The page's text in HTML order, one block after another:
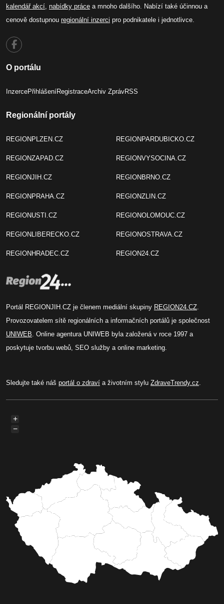
kalendář akcí, nabídky práce a mnoho dalšího. Nabízí také účinnou a
cenově dostupnou regionální inzerci pro podnikatele i jednotlivce.
O portálu
InzercePřihlášeníRegistraceArchiv ZprávRSS
Regionální portály
REGIONPLZEN.CZ
REGIONZAPAD.CZ
REGIONJIH.CZ
REGIONPRAHA.CZ
REGIONUSTI.CZ
REGIONLIBERECKO.CZ
REGIONHRADEC.CZ
REGIONPARDUBICKO.CZ
REGIONVYSOCINA.CZ
REGIONBRNO.CZ
REGIONZLIN.CZ
REGIONOLOMOUC.CZ
REGIONOSTRAVA.CZ
REGION24.CZ
Portál REGIONJIH.CZ je členem mediální skupiny REGION24.CZ.
Provozovatelem sítě regionálních a informačních portálů je společnost
UNIWEB. Online agentura UNIWEB byla založená v roce 1997 a
poskytuje tvorbu webů, SEO služby a online marketing.
Sledujte také náš portál o zdraví a životním stylu ZdraveTrendy.cz.
+
−